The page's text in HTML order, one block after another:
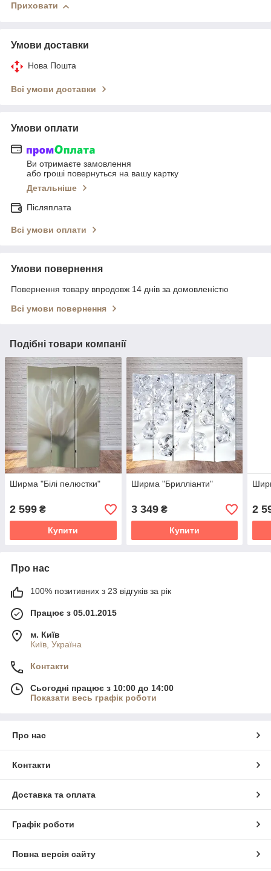
Приховати
Умови доставки
Нова Пошта
Всі умови доставки
Умови оплати
Ви отримаєте замовлення
або гроші повернуться на вашу картку
Детальніше
Післяплата
Всі умови оплати
Умови повернення
Повернення товару впродовж 14 днів за домовленістю
Всі умови повернення
Подібні товари компанії
Ширма "Білі пелюстки"
2 599 ₴
Купити
Ширма "Брилліанти"
3 349₴
Купити
2
Про нас
100% позитивних з 23 відгуків за рік
Працює з 05.01.2015
м. Київ
Київ, Україна
Контакти
Сьогодні працює з 10:00 до 14:00
Показати весь графік роботи
Про нас
Контакти
Доставка та оплата
Графік роботи
Повна версія сайту